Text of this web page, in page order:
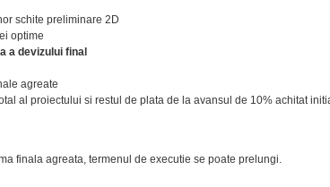
schite preliminare 2D
optime
a devizului final
agreate
al proiectului si restul de plata de la avansul de 10% achitat
finala agreata, termenul de executie se poate prelungi.